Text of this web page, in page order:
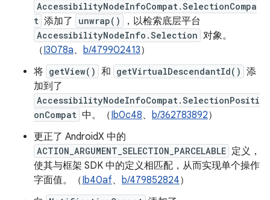
AccessibilityNodeInfoCompat.SelectionCompa
t 添加了 unwrap() ，以检索底层平台
AccessibilityNodeInfo.Selection 对象。
（I3078a、 b/479902413）
将 getView() 和 getVirtualDescendantId() 添
加到了
AccessibilityNodeInfoCompat.SelectionPositi
onCompat 中。（Ib0c48、 b/362783892）
更正了 AndroidX 中的
ACTION_ARGUMENT_SELECTION_PARCELABLE 定义，
使其与框架 SDK 中的定义相匹配，从而实现单个操作
字面值。（Ib40af、 b/479852824）